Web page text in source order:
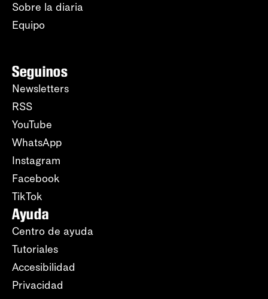
Sobre la diaria
Equipo
Seguinos
Newsletters
RSS
YouTube
WhatsApp
Instagram
Facebook
TikTok
Ayuda
Centro de ayuda
Tutoriales
Accesibilidad
Privacidad